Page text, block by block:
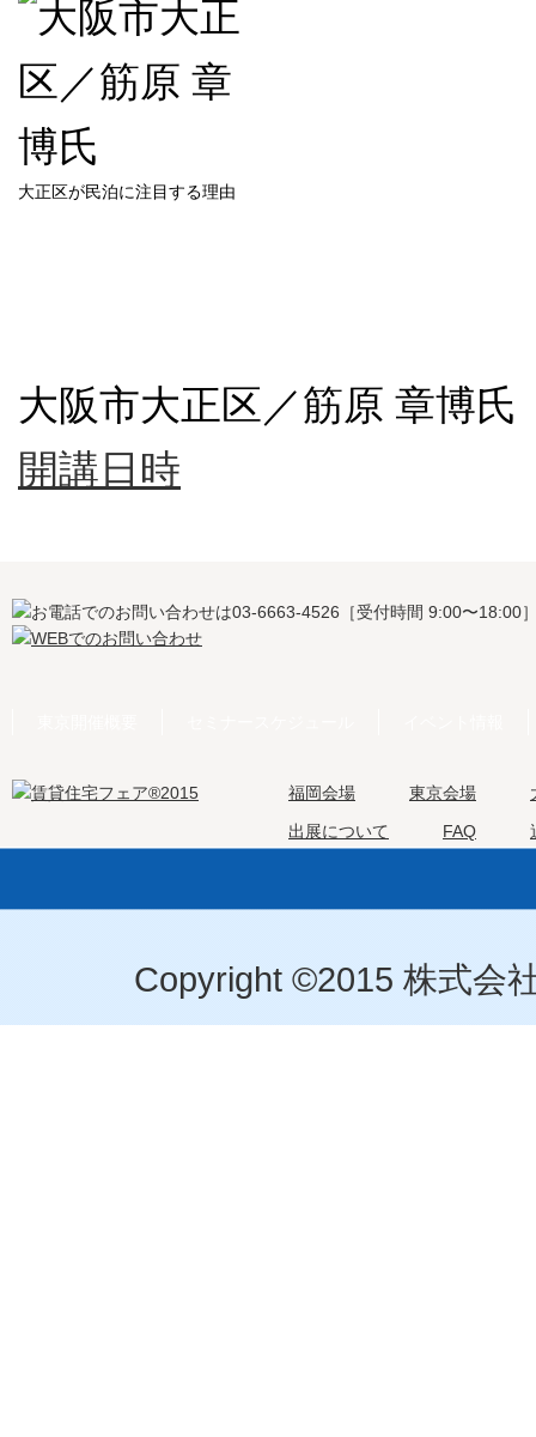
大正区が民泊に注目する理由
大阪市大正区／筋原 章博氏
開講日時
福岡会場 東京会場
出展について
FAQ
Copyright ©2015 株式会